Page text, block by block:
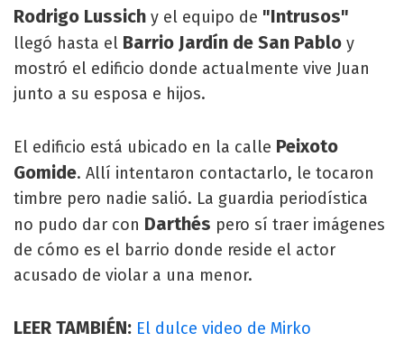
Rodrigo Lussich y el equipo de "Intrusos"
llegó hasta el Barrio Jardín de San Pablo y
mostró el edificio donde actualmente vive Juan
junto a su esposa e hijos.
El edificio está ubicado en la calle Peixoto
Gomide. Allí intentaron contactarlo, le tocaron
timbre pero nadie salió. La guardia periodística
no pudo dar con Darthés pero sí traer imágenes
de cómo es el barrio donde reside el actor
acusado de violar a una menor.
LEER TAMBIÉN: El dulce video de Mirko